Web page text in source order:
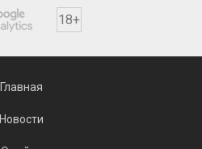
18+
Главная
Новости